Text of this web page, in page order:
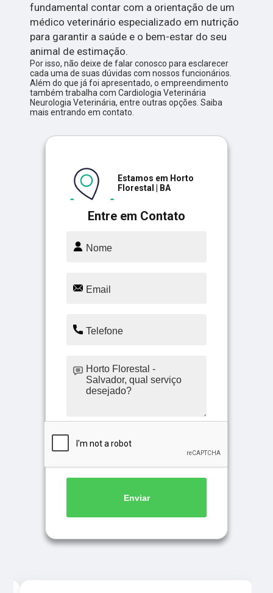
fundamental contar com a orientação de um
médico veterinário especializado em nutrição
para garantir a saúde e o bem-estar do seu
animal de estimação.
Por isso, não deixe de falar conosco para esclarecer
cada uma de suas dúvidas com nossos funcionários.
Além do que já foi apresentado, o empreendimento
também trabalha com Cardiologia Veterinária
Neurologia Veterinária, entre outras opções. Saiba
mais entrando em contato.
Entre em Contato
Estamos em Horto
Florestal | BA
Enviar